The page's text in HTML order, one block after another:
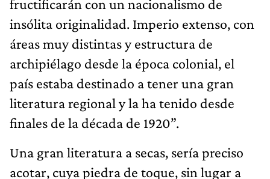
fructificarán con un nacionalismo de
insólita originalidad. Imperio extenso, con
áreas muy distintas y estructura de
archipiélago desde la época colonial, el
país estaba destinado a tener una gran
literatura regional y la ha tenido desde
finales de la década de 1920”.
Una gran literatura a secas, sería preciso
acotar, cuya piedra de toque, sin lugar a